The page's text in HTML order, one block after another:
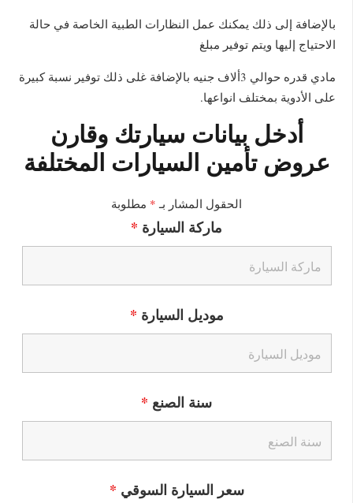
بالإضافة إلى ذلك يمكنك عمل النظارات الطبية الخاصة في حالة
الاحتياج إليها ويتم توفير مبلغ
مادي قدره حوالي 3ألاف جنيه بالإضافة غلى ذلك توفير نسبة كبيرة
على الأدوية بمختلف انواعها.
أدخل بيانات سيارتك وقارن
عروض تأمين السيارات المختلفة
الحقول المشار بـ * مطلوبة
ماركة السيارة *
موديل السيارة *
سنة الصنع *
سعر السيارة السوقي *